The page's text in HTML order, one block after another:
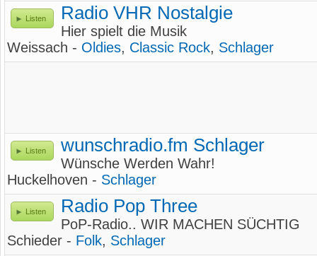
Listen Radio VHR Nostalgie
Hier spielt die Musik
Weissach - Oldies, Classic Rock, Schlager
Listen wunschradio.fm Schlager
Wünsche Werden Wahr!
Huckelhoven - Schlager
Listen Radio Pop Three
PoP-Radio.. WIR MACHEN SÜCHTIG
Schieder - Folk, Schlager